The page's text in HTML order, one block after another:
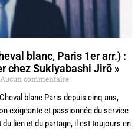
blanc, Paris 1er arr.) :
chez Sukiyabashi Jirō »
Aucun commentaire
blanc Paris depuis cinq ans,
exigeante et passionnée du service
lien et du partage, il est toujours en